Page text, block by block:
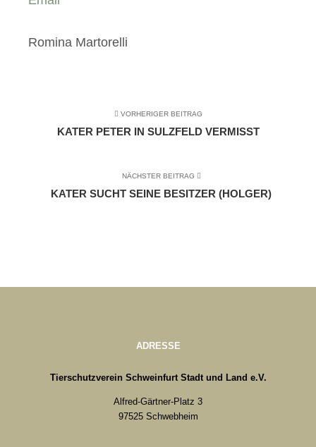
Romina Martorelli
VORHERIGER BEITRAG
KATER PETER IN SULZFELD VERMISST
NÄCHSTER BEITRAG
KATER SUCHT SEINE BESITZER (HOLGER)
ADRESSE
Tierschutzverein Schweinfurt Stadt und Land e.V.
Alfred-Gärtner-Platz 3
97525 Schwebheim